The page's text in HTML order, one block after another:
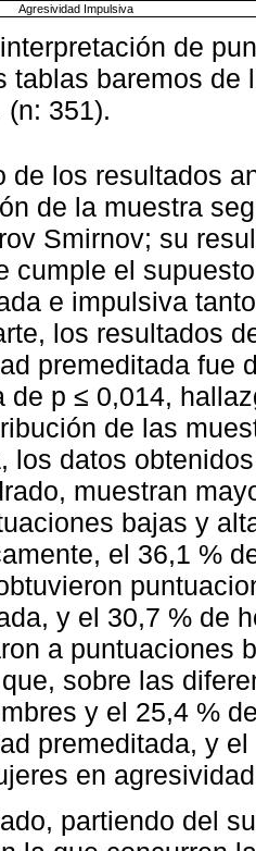
Agresividad Impulsiva
de
tablas baremos de
(n: 351).
de los resultados
de la muestra
Smirnov; su
cumple el
e impulsiva
los resultados
premeditada fue
de p ≤ 0,014,
de las
los datos
muestran
bajas y
el 36,1 %
y el 30,7 % de
a puntuaciones
sobre las
y el 25,4 %
premeditada, y
en
partiendo del